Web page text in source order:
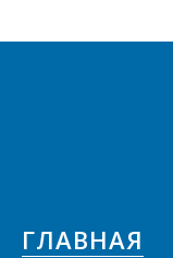
ГЛАВНАЯ